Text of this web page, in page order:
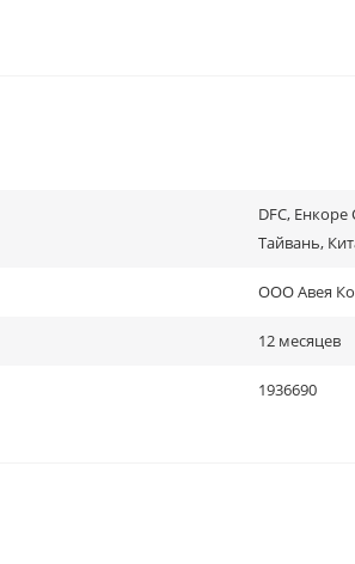
DFC,
Тайвань,
ООО Авея
12 месяцев
1936690